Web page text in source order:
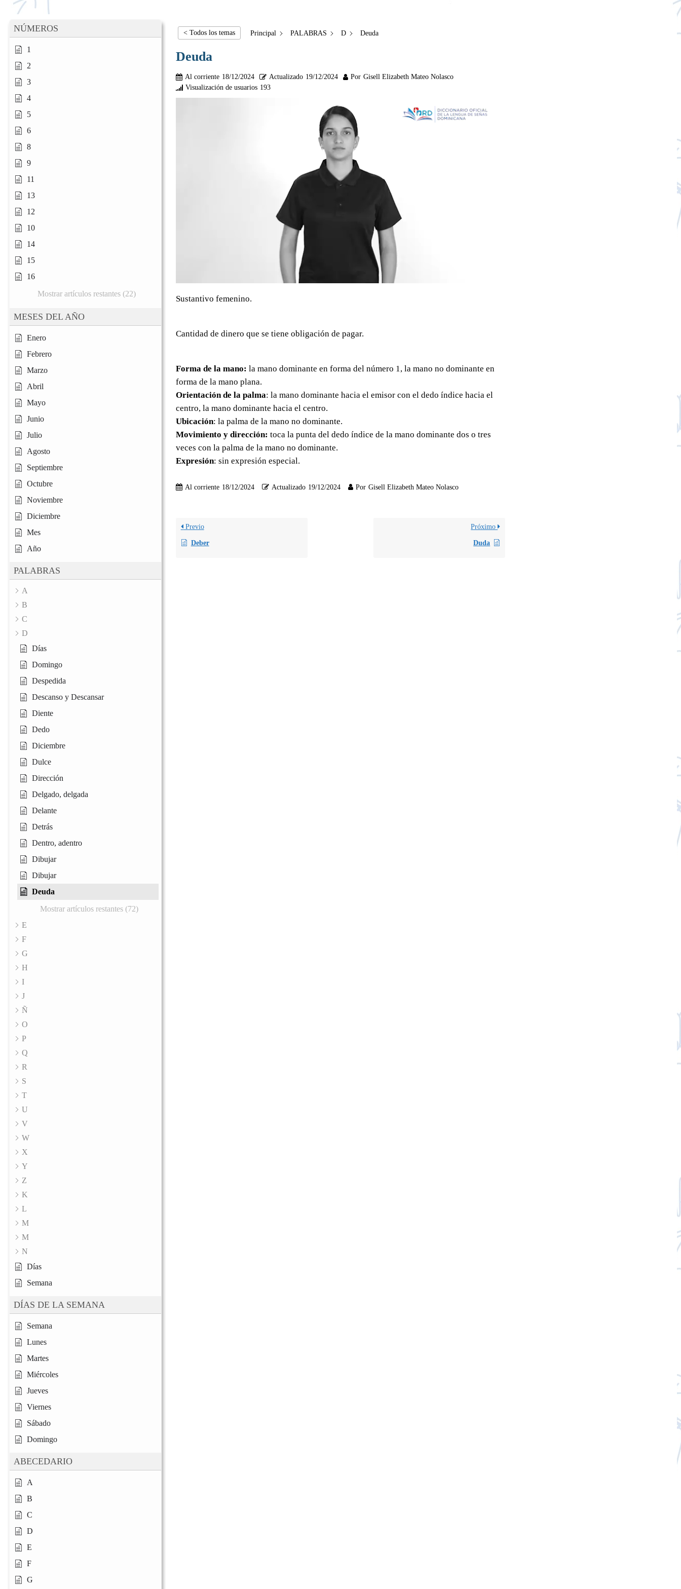
NÚMEROS
1
2
3
4
5
6
8
9
11
13
12
10
14
15
16
Mostrar artículos restantes (22)
MESES DEL AÑO
Enero
Febrero
Marzo
Abril
Mayo
Junio
Julio
Agosto
Septiembre
Octubre
Noviembre
Diciembre
Mes
Año
PALABRAS
A
B
C
D
Días
Domingo
Despedida
Descanso y Descansar
Diente
Dedo
Diciembre
Dulce
Dirección
Delgado, delgada
Delante
Detrás
Dentro, adentro
Dibujar
Dibujar
Deuda
Mostrar artículos restantes (72)
E
F
G
H
I
J
Ñ
O
P
Q
R
S
T
U
V
W
X
Y
Z
K
L
M
M
N
Días
Semana
DÍAS DE LA SEMANA
Semana
Lunes
Martes
Miércoles
Jueves
Viernes
Sábado
Domingo
ABECEDARIO
A
B
C
D
E
F
G
< Todos los temas Principal PALABRAS D Deuda
Deuda
Al corriente 18/12/2024 Actualizado 19/12/2024 Por Gisell Elizabeth Mateo Nolasco
Visualización de usuarios 193
Sustantivo femenino.
Cantidad de dinero que se tiene obligación de pagar.
Forma de la mano: la mano dominante en forma del número 1, la mano no dominante en
forma de la mano plana.
Orientación de la palma: la mano dominante hacia el emisor con el dedo índice hacia el
centro, la mano dominante hacia el centro.
Ubicación: la palma de la mano no dominante.
Movimiento y dirección: toca la punta del dedo índice de la mano dominante dos o tres
veces con la palma de la mano no dominante.
Expresión: sin expresión especial.
Al corriente 18/12/2024 Actualizado 19/12/2024 Por Gisell Elizabeth Mateo Nolasco
Previo
Deber
Próximo
Duda